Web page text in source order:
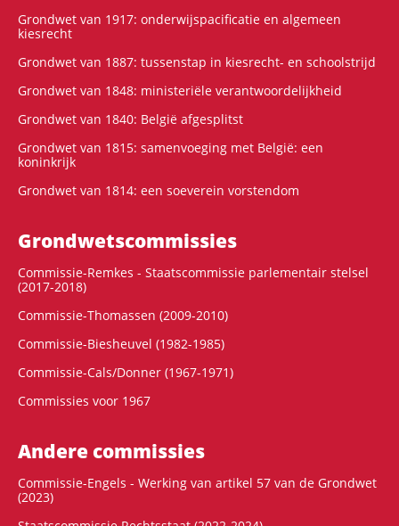
Grondwet van 1917: onderwijspacificatie en algemeen
kiesrecht
Grondwet van 1887: tussenstap in kiesrecht- en schoolstrijd
Grondwet van 1848: ministeriële verantwoordelijkheid
Grondwet van 1840: België afgesplitst
Grondwet van 1815: samenvoeging met België: een
koninkrijk
Grondwet van 1814: een soeverein vorstendom
Grondwets­commissies
Commissie-Remkes - Staatscommissie parlementair stelsel
(2017-2018)
Commissie-Thomassen (2009-2010)
Commissie-Biesheuvel (1982-1985)
Commissie-Cals/Donner (1967-1971)
Commissies voor 1967
Andere commissies
Commissie-Engels - Werking van artikel 57 van de Grondwet
(2023)